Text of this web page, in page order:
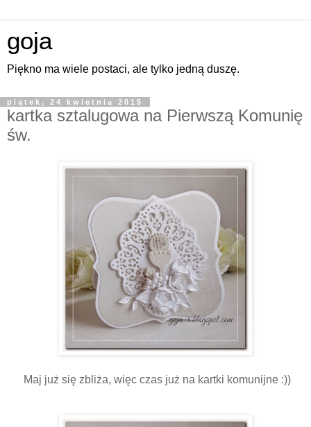
goja
Piękno ma wiele postaci, ale tylko jedną duszę.
piątek, 24 kwietnia 2015
kartka sztalugowa na Pierwszą Komunię
św.
Maj już się zbliża, więc czas już na kartki komunijne :))